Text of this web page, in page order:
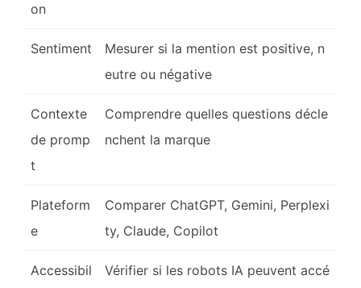
on
Sentiment
Mesurer si la mention est positive, n
eutre ou négative
Contexte
de promp
t
Comprendre quelles questions décle
nchent la marque
Plateform
e
Comparer ChatGPT, Gemini, Perplexi
ty, Claude, Copilot
Accessibil
Vérifier si les robots IA peuvent accé